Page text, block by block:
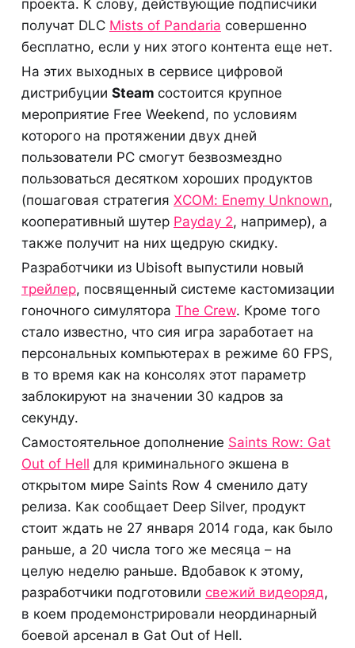
проекта. К слову, действующие подписчики
получат DLC Mists of Pandaria совершенно
бесплатно, если у них этого контента еще нет.
На этих выходных в сервисе цифровой
дистрибуции Steam состоится крупное
мероприятие Free Weekend, по условиям
которого на протяжении двух дней
пользователи PC смогут безвозмездно
пользоваться десятком хороших продуктов
(пошаговая стратегия XCOM: Enemy Unknown,
кооперативный шутер Payday 2, например), а
также получит на них щедрую скидку.
Разработчики из Ubisoft выпустили новый
трейлер, посвященный системе кастомизации
гоночного симулятора The Crew. Кроме того
стало известно, что сия игра заработает на
персональных компьютерах в режиме 60 FPS,
в то время как на консолях этот параметр
заблокируют на значении 30 кадров за
секунду.
Самостоятельное дополнение Saints Row: Gat
Out of Hell для криминального экшена в
открытом мире Saints Row 4 сменило дату
релиза. Как сообщает Deep Silver, продукт
стоит ждать не 27 января 2014 года, как было
раньше, а 20 числа того же месяца – на
целую неделю раньше. Вдобавок к этому,
разработчики подготовили свежий видеоряд,
в коем продемонстрировали неординарный
боевой арсенал в Gat Out of Hell.